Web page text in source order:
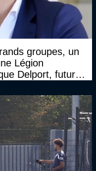
groupes, un
Légion
Delport, futur